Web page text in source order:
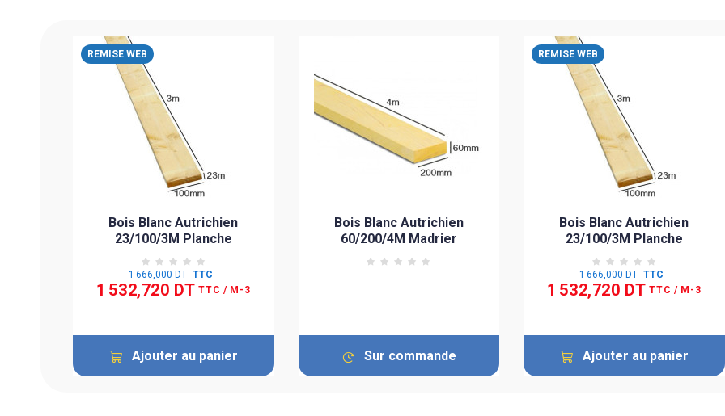
REMISE WEB
Bois Blanc Autrichien
23/100/3M Planche
1 666,000 DT TTC
1 532,720 DT TTC / M-3
Ajouter au panier
Bois Blanc Autrichien
60/200/4M Madrier
Sur commande
REMISE WEB
Bois Blanc Autrichien
23/100/3M Planche
1 666,000 DT TTC
1 532,720 DT TTC / M-3
Ajouter au panier